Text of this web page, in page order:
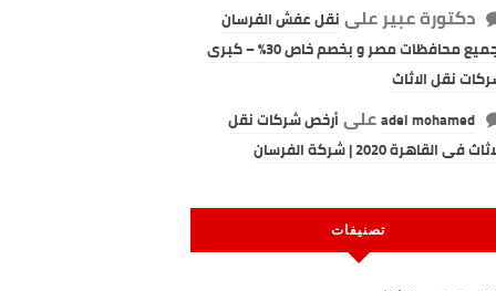
دكتورة عبيرعلى نقل عفش الفرسان
لجميع محافظات مصر و بخصم خاص 30% – كبرى
نقل الاثاث
adel mohamedعلى أرخص شركات نقل
فى القاهرة 2020 | شركة الفرسان
تصنيفات